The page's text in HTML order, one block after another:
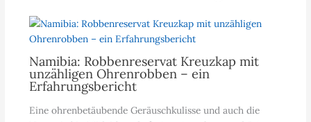
Namibia: Robbenreservat Kreuzkap mit
unzähligen Ohrenrobben – ein
Erfahrungsbericht
Eine ohrenbetäubende Geräuschkulisse und auch die